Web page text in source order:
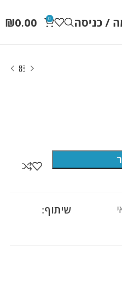
/ כניסה 0
₪0.00
שיתוף: